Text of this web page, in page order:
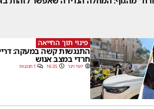
פינוי תוך החייאה
התנגשות קשה במעקה:
חרדי במצב אנוש
יוסי וינר 16:35 1 תגובות